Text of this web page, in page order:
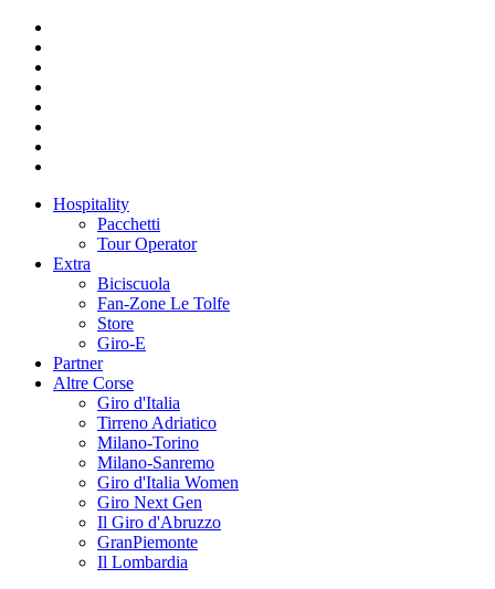
Hospitality
Pacchetti
Tour Operator
Extra
Biciscuola
Fan-Zone Le Tolfe
Store
Giro-E
Partner
Altre Corse
Giro d'Italia
Tirreno Adriatico
Milano-Torino
Milano-Sanremo
Giro d'Italia Women
Giro Next Gen
Il Giro d'Abruzzo
GranPiemonte
Il Lombardia